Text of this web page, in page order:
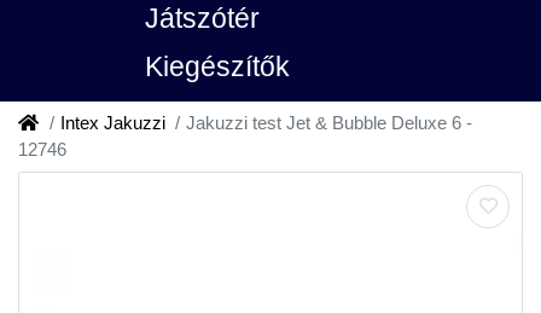
Játszótér
Kiegészítők
Intex Jakuzzi
Jakuzzi test Jet & Bubble Deluxe 6 -
12746